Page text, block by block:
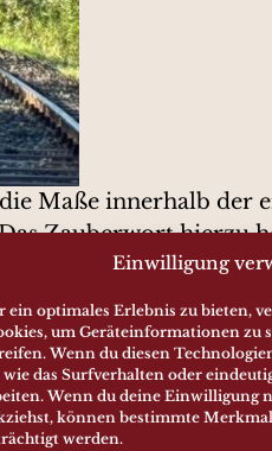
Einwilligung
ein optimales Erlebnis zu bieten,
um Geräteinformationen zu
Wenn du diesen
das Surfverhalten oder
Wenn du deine Einwilligung
können bestimmte
werden.
Maße innerhalb der
Zauberwort hierzu
Schäden schneller
vorhandener
Wirkung.